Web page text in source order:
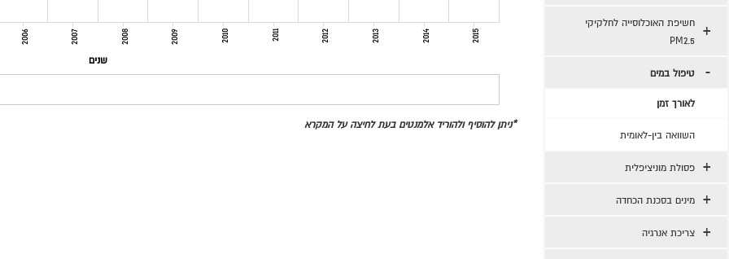
חשיפת האוכלוסייה לחלקיקי
PM2.5
טיפול במים
לאורך זמן
השוואה בין-לאומית
פסולת מוניציפלית
מינים בסכנת הכחדה
צריכת אנרגיה
2006 2007 2008 2009 2010 2011 2012 2013 2014 2015
שנים
*ניתן להוסיף ולהוריד אלמנטים בעת לחיצה על המקרא